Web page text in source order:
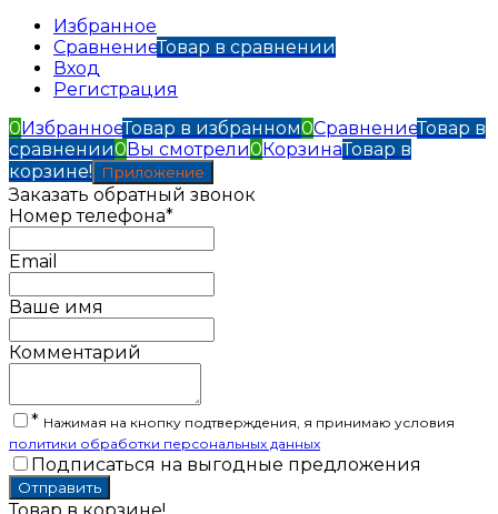
Избранное
СравнениеТовар в сравнении
Вход
Регистрация
0ИзбранноеТовар в избранном0СравнениеТовар в
сравнении0Вы смотрели0КорзинаТовар в
корзине!
Приложение
Заказать обратный звонок
Номер телефона*
Email
Ваше имя
Комментарий
* Нажимая на кнопку подтверждения, я принимаю условия
политики обработки персональных данных
Подписаться на выгодные предложения